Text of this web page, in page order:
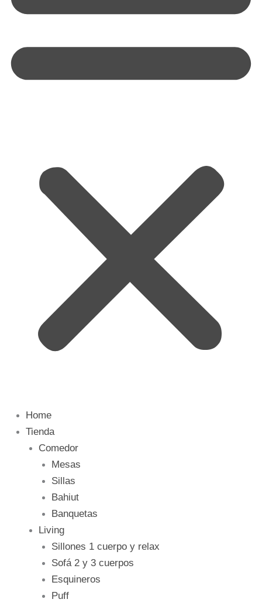
Home
Tienda
Comedor
Mesas
Sillas
Bahiut
Banquetas
Living
Sillones 1 cuerpo y relax
Sofá 2 y 3 cuerpos
Esquineros
Puff